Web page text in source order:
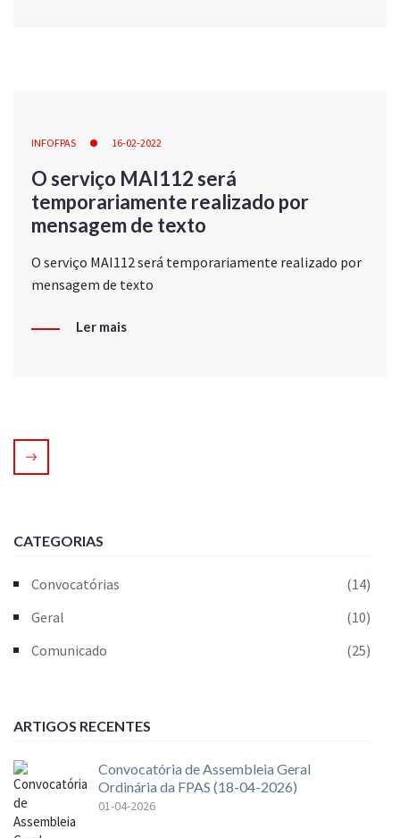
INFOFPAS 16-02-2022
O serviço MAI112 será
temporariamente realizado por
mensagem de texto
O serviço MAI112 será temporariamente realizado por
mensagem de texto
Ler mais
CATEGORIAS
Convocatórias
(14)
Geral
(10)
Comunicado
(25)
ARTIGOS RECENTES
Convocatória de Assembleia Geral
Ordinária da FPAS (18-04-2026)
01-04-2026